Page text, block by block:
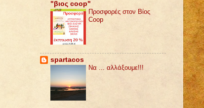
"βιος coop"
Προσφορές στον Βίος
Coop
spartacos
Να ... αλλάξουμε!!!